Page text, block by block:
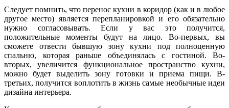
Следует помнить, что перенос кухни в коридор (как и в любое
другое место) является перепланировкой и его обязательно
нужно согласовывать. Если у вас это получится,
положительные моменты будут на лицо. Во-первых, вы
сможете отвести бывшую зону кухни под полноценную
спальню, которая раньше объединялась с гостиной. Во-
вторых, увеличится функциональное пространство кухни,
можно будет выделить зону готовки и приема пищи. В-
третьих, получится воплотить в жизнь самые необычные идеи
дизайна интерьера.